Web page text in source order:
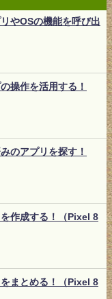
やOSの機能を呼び出
操作を活用する！
のアプリを探す！
作成する！（Pixel 8
まとめる！（Pixel 8